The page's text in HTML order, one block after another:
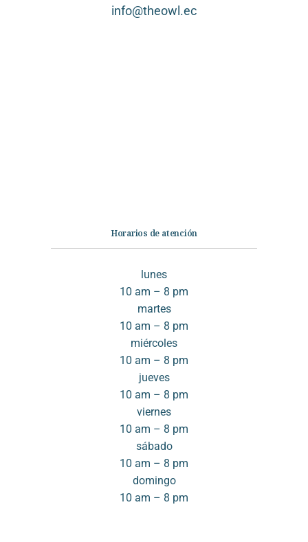
info@theowl.ec
Horarios de atención
lunes
10 am – 8 pm
martes
10 am – 8 pm
miércoles
10 am – 8 pm
jueves
10 am – 8 pm
viernes
10 am – 8 pm
sábado
10 am – 8 pm
domingo
10 am – 8 pm